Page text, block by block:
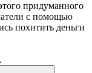
придуманного
с помощью
похитить деньги